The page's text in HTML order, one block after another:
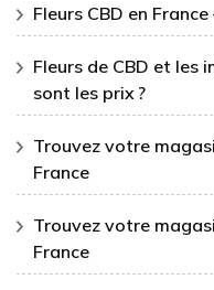
Fleurs CBD en
Fleurs de CBD et les
sont les prix ?
Trouvez votre
France
Trouvez votre
France